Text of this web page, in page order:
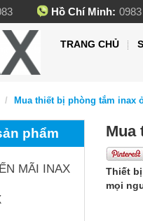
Hồ Chí Minh:
TRANG CHỦ
Mua thiết bị phòng tắm inax
phẩm
MÃI INAX
Mua
Thiết
mọi